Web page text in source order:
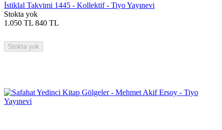
İstiklal Takvimi 1445 - Kollektif - Tiyo Yayınevi
Stokta yok
1.050 TL 840 TL
Stokta yok